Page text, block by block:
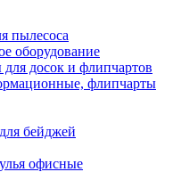
пылесоса
оборудование
для досок и флипчартов
флипчарты
бейджей
офисные